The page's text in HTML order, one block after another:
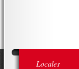
Locales